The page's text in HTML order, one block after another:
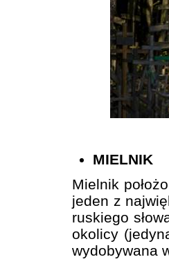
MIELNIK
Mielnik
jeden z
ruskiego
okolicy
wydobywana